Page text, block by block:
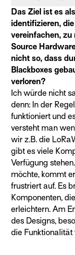
Das Ziel ist es
identifizieren,
vereinfachen, zu
Source
nicht so, dass
Blackboxes
verloren?
Ich würde nicht
denn: In der
funktioniert und
versteht man
wir z.B. die
gibt es viele
Verfügung
möchte, kommt
frustriert auf. Es
Komponenten,
erleichtern. Am
des Designs,
die